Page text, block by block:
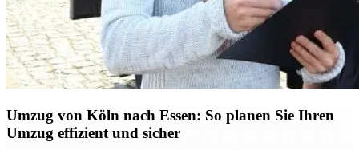
Umzug von Köln nach Essen: So planen Sie Ihren
Umzug effizient und sicher